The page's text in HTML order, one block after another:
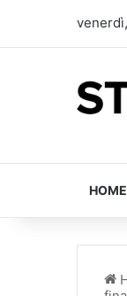
HOME